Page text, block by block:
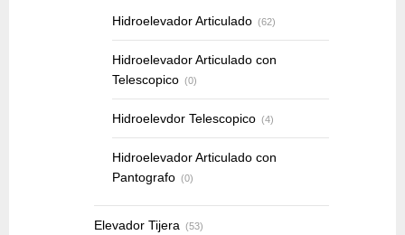
Hidroelevador Articulado (62)
Hidroelevador Articulado con
Telescopico (0)
Hidroelevdor Telescopico (4)
Hidroelevador Articulado con
Pantografo (0)
Elevador Tijera (53)